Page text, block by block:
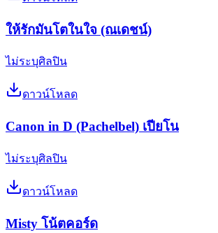
ให้รักมันโตในใจ (ณเดชน์)
ไม่ระบุศิลปิน
ดาวน์โหลด
Canon in D (Pachelbel) เปียโน
ไม่ระบุศิลปิน
ดาวน์โหลด
Misty โน้ตคอร์ด